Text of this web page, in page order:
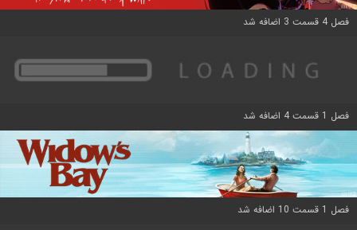
فصل 4 قسمت 3 اضافه شد
فصل 1 قسمت 4 اضافه شد
فصل 1 قسمت 10 اضافه شد